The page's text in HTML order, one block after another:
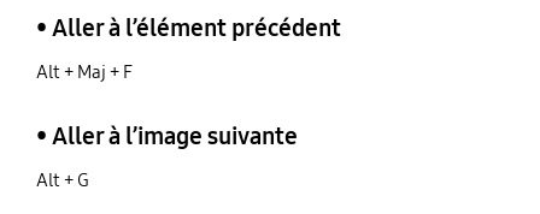
• Aller à l’élément précédent
Alt + Maj + F
• Aller à l’image suivante
Alt + G